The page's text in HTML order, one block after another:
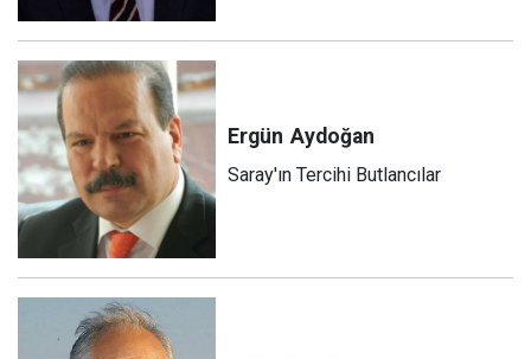
Ergün Aydoğan
Saray'ın Tercihi Butlancılar